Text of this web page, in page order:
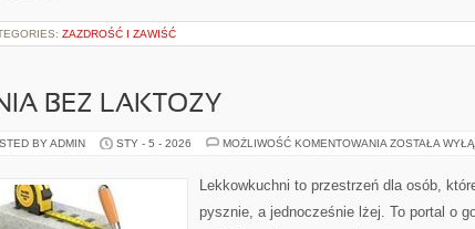
ZAZDROŚĆ I ZAWIŚĆ
BEZ LAKTOZY
BY ADMIN STY - 5 - 2026 MOŻLIWOŚĆ KOMENTOWANIA DANIA
ZOSTAŁA
Lekkowkuchni to przestrzeń dla osób,
pysznie, a jednocześnie lżej. To portal o